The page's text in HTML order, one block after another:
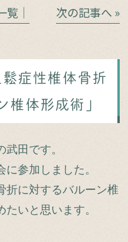
覧│ 次の記事へ »
症性椎体骨折
椎体形成術」
田です。
参加しました。
折に対するバルーン椎
いと思います。